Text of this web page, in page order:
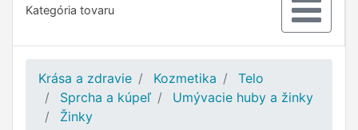
Kategória tovaru
Krása a zdravie Kozmetika
Telo
Sprcha a kúpeľ
Umývacie huby a žinky
Žinky